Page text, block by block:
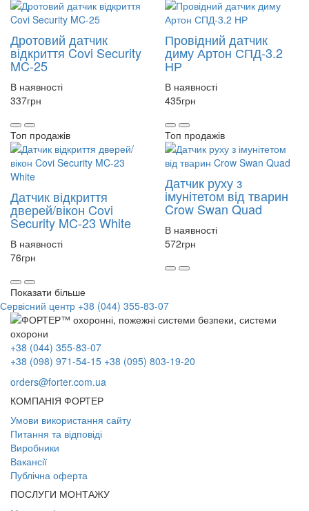
Дротовий датчик
відкриття Covi Security
MC-25
В наявності
337грн
Провідний датчик
диму Артон СПД-3.2
НР
В наявності
435грн
Топ продажів
Датчик відкриття
дверей/вікон Covi
Security MC-23 White
В наявності
76грн
Топ продажів
Датчик руху з
імунітетом від тварин
Crow Swan Quad
В наявності
572грн
Показати більше
Сервісний центр +38 (044) 355-83-07
+38 (044) 355-83-07
+38 (098) 971-54-15 +38 (095) 803-19-20
orders@forter.com.ua
КОМПАНІЯ ФОРТЕР
Умови використання сайту
Питання та відповіді
Виробники
Вакансії
Публічна оферта
ПОСЛУГИ МОНТАЖУ